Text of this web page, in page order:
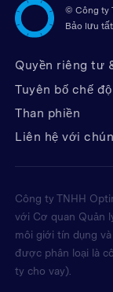
© Công ty
Bảo lưu
Quyền riêng tư
Tuyên bố chế
Than phiền
Liên hệ với
Công ty TNHH
với Cơ quan Quản
môi giới tín dụng
được phân loại là
ty cho vay).